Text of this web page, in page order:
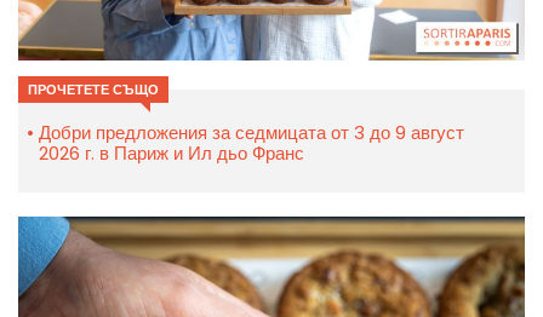
ПРОЧЕТЕТЕ СЪЩО
Добри предложения за седмицата от 3 до 9 август
2026 г. в Париж и Ил дьо Франс